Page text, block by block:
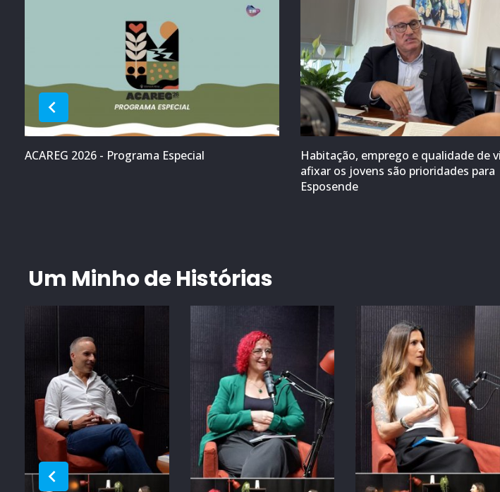
ACAREG 2026 - Programa Especial
Habitação, emprego e qualidade de
afixar os jovens são prioridades para
Esposende
Um Minho de Histórias